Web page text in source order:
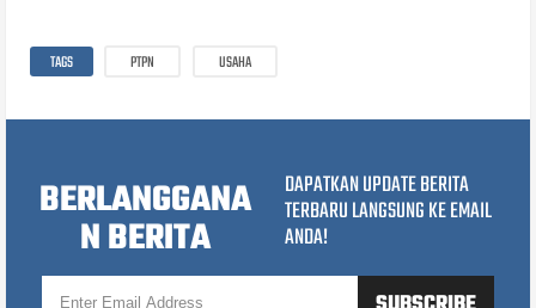
TAGS PTPN USAHA
BERLANGGANA
N BERITA
DAPATKAN UPDATE BERITA
TERBARU LANGSUNG KE EMAIL
ANDA!